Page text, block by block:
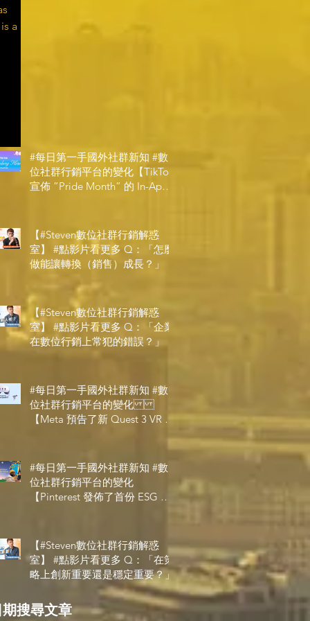
a
#每日第一手國外社群新知 #數
位社群行銷平台的變化【TikTok
宣佈 ”Pride Month” 的 In-App
【#Steven數位社群行銷解惑
室】 #點影片看更多​ Q：「怎麼
做能讓轉換（銷售）成長？」
【#Steven數位社群行銷解惑
室】 #點影片看更多​ Q：「企業
在數位行銷上常犯的錯誤？」
#每日第一手國外社群新知 #數
位社群行銷平台的變化
【Meta 預告了新 Quest 3 VR 耳
#每日第一手國外社群新知 #數
位社群行銷平台的變化
【Pinterest 發佈了首份 ESG 報
【#Steven數位社群行銷解惑
室】 #點影片看更多​ Q：「在策
略上創新重要還是穩定重要？」
搜尋文章